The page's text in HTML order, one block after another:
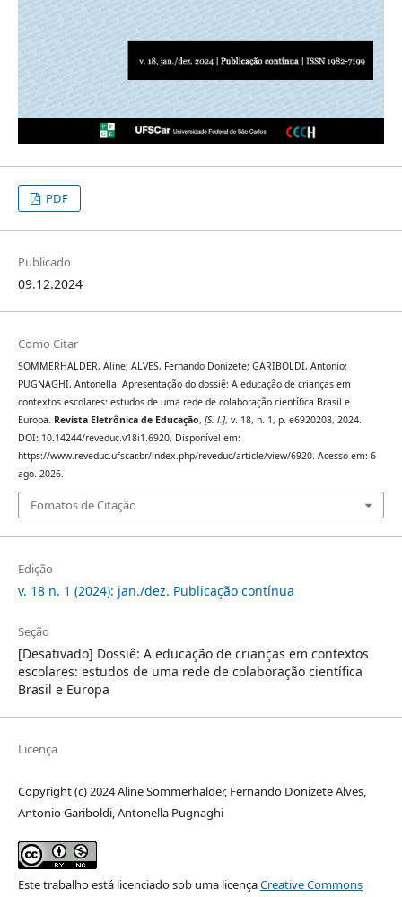
PDF
Publicado
09.12.2024
Como Citar
SOMMERHALDER, Aline; ALVES, Fernando Donizete; GARIBOLDI, Antonio;
PUGNAGHI, Antonella. Apresentação do dossiê: A educação de crianças em
contextos escolares: estudos de uma rede de colaboração científica Brasil e
Europa. Revista Eletrônica de Educação, [S. l.], v. 18, n. 1, p. e6920208, 2024.
DOI: 10.14244/reveduc.v18i1.6920. Disponível em:
https://www.reveduc.ufscar.br/index.php/reveduc/article/view/6920. Acesso em: 6
ago. 2026.
Fomatos de Citação
Edição
v. 18 n. 1 (2024): jan./dez. Publicação contínua
Seção
[Desativado] Dossiê: A educação de crianças em contextos
escolares: estudos de uma rede de colaboração científica
Brasil e Europa
Licença
Copyright (c) 2024 Aline Sommerhalder, Fernando Donizete Alves,
Antonio Gariboldi, Antonella Pugnaghi
Este trabalho está licenciado sob uma licençaCreative Commons